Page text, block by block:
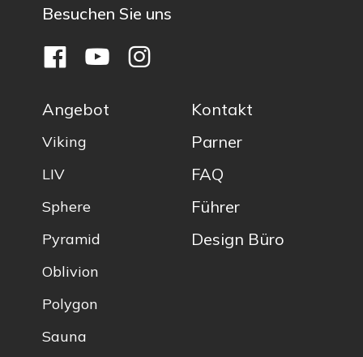
Besuchen Sie uns
Angebot
Viking
LIV
Sphere
Pyramid
Oblivion
Polygon
Sauna
Kontakt
Parner
FAQ
Führer
Design Büro